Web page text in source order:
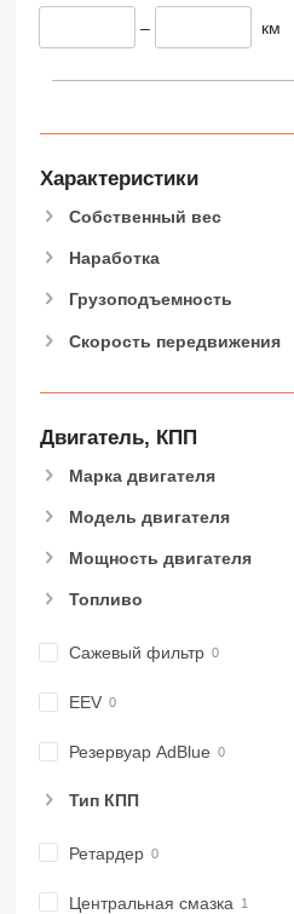
906
907
910
918
924
926
930
938
953
963
966
973
980
988
AP
CB
D series
– км
Характеристики
Собственный вес
Наработка
Грузоподъемность
Скорость передвижения
Двигатель, КПП
Марка двигателя
Модель двигателя
Мощность двигателя
Топливо
Сажевый фильтр
EEV
Резервуар AdBlue
Тип КПП
Ретардер
Центральная смазка